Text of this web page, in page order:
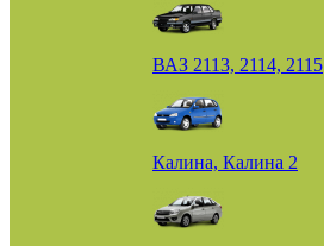
ВАЗ 2113, 2114, 2115
Калина, Калина 2